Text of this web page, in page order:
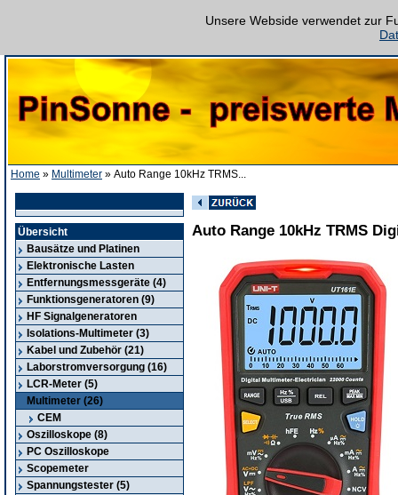
Home » Multimeter » Auto Range 10kHz TRMS...
Unsere Webside verwendet zur
Übersicht
Bausätze und Platinen
Elektronische Lasten
Entfernungsmessgeräte (4)
Funktionsgeneratoren (9)
HF Signalgeneratoren
Isolations-Multimeter (3)
Kabel und Zubehör (21)
Laborstromversorgung (16)
LCR-Meter (5)
Multimeter (26)
CEM
Oszilloskope (8)
PC Oszilloskope
Scopemeter
Spannungstester (5)
Auto Range 10kHz TRMS